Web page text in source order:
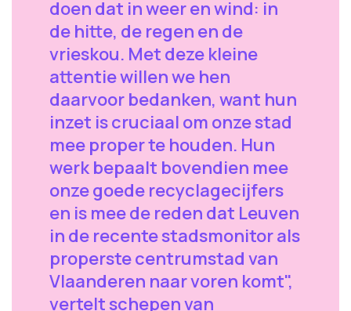
doen dat in weer en wind: in
de hitte, de regen en de
vrieskou. Met deze kleine
attentie willen we hen
daarvoor bedanken, want hun
inzet is cruciaal om onze stad
mee proper te houden. Hun
werk bepaalt bovendien mee
onze goede recyclagecijfers
en is mee de reden dat Leuven
in de recente stadsmonitor als
properste centrumstad van
Vlaanderen naar voren komt",
vertelt schepen van